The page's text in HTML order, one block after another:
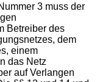
3 muss der
Betreiber des
dem
einem
das Netz
auf Verlangen